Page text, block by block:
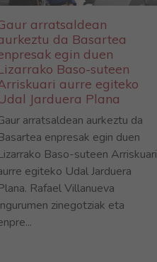
arratsaldean
da Basartea
egin duen
Baso-suteen
aurre egiteko
Jarduera Plana
arratsaldean aurkeztu da
enpresak egin duen
Baso-suteen Arriskuari
egiteko Udal Jarduera
Rafael Villanueva
zinegotziak eta